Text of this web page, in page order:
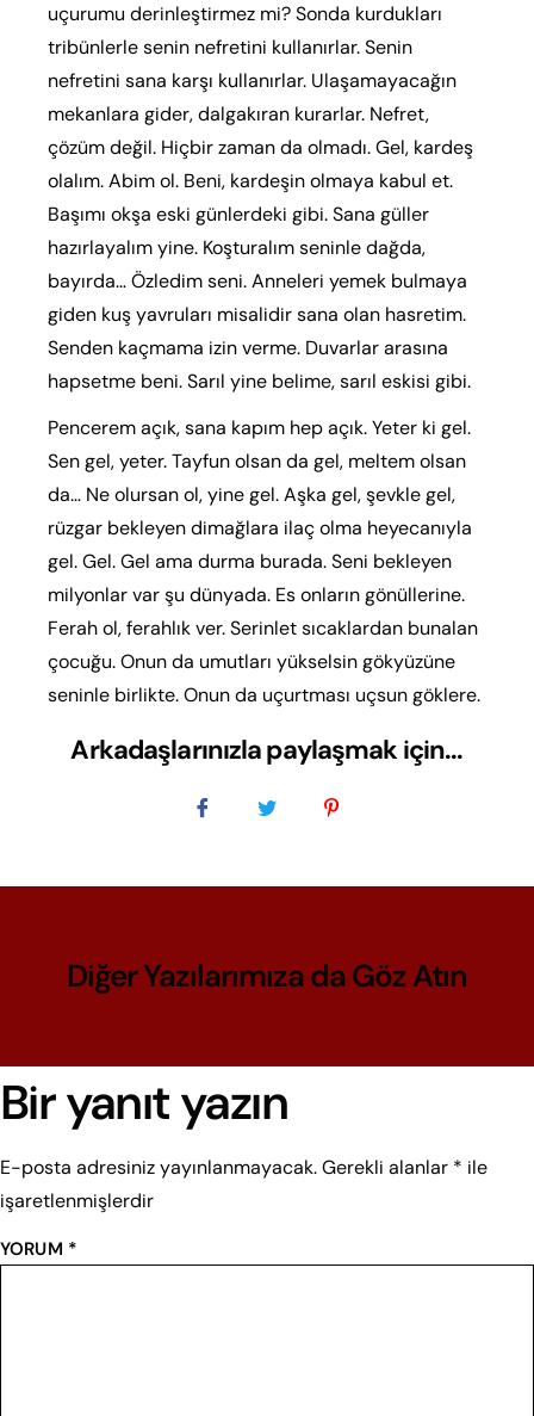
uçurumu derinleştirmez mi? Sonda kurdukları
tribünlerle senin nefretini kullanırlar. Senin
nefretini sana karşı kullanırlar. Ulaşamayacağın
mekanlara gider, dalgakıran kurarlar. Nefret,
çözüm değil. Hiçbir zaman da olmadı. Gel, kardeş
olalım. Abim ol. Beni, kardeşin olmaya kabul et.
Başımı okşa eski günlerdeki gibi. Sana güller
hazırlayalım yine. Koşturalım seninle dağda,
bayırda… Özledim seni. Anneleri yemek bulmaya
giden kuş yavruları misalidir sana olan hasretim.
Senden kaçmama izin verme. Duvarlar arasına
hapsetme beni. Sarıl yine belime, sarıl eskisi gibi.
Pencerem açık, sana kapım hep açık. Yeter ki gel.
Sen gel, yeter. Tayfun olsan da gel, meltem olsan
da… Ne olursan ol, yine gel. Aşka gel, şevkle gel,
rüzgar bekleyen dimağlara ilaç olma heyecanıyla
gel. Gel. Gel ama durma burada. Seni bekleyen
milyonlar var şu dünyada. Es onların gönüllerine.
Ferah ol, ferahlık ver. Serinlet sıcaklardan bunalan
çocuğu. Onun da umutları yükselsin gökyüzüne
seninle birlikte. Onun da uçurtması uçsun göklere.
Arkadaşlarınızla paylaşmak için...
Diğer Yazılarımıza da Göz Atın​
Bir yanıt yazın
E-posta adresiniz yayınlanmayacak.Gerekli alanlar * ile
işaretlenmişlerdir
YORUM *